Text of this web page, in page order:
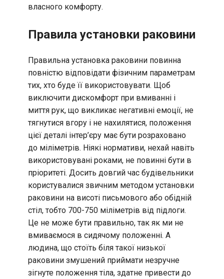
власного комфорту.
Правила установки раковини
Правильна установка раковини повинна
повністю відповідати фізичним параметрам
тих, хто буде її використовувати. Щоб
виключити дискомфорт при вмиванні і
миття рук, що викликає негативні емоції, не
тягнутися вгору і не нахилятися, положення
цієї деталі інтер’єру має бути розраховано
до міліметрів. Ніякі нормативи, нехай навіть
використовувані роками, не повинні бути в
пріоритеті. Досить довгий час будівельники
користувалися звичним методом установки
раковини на висоті письмового або обідній
стіл, тобто 700-750 міліметрів від підлоги.
Це не може бути правильно, так як ми не
вмиваємося в сидячому положенні. А
людина, що стоїть біля такої низької
раковини змушений приймати незручне
зігнуте положення тіла, здатне привести до